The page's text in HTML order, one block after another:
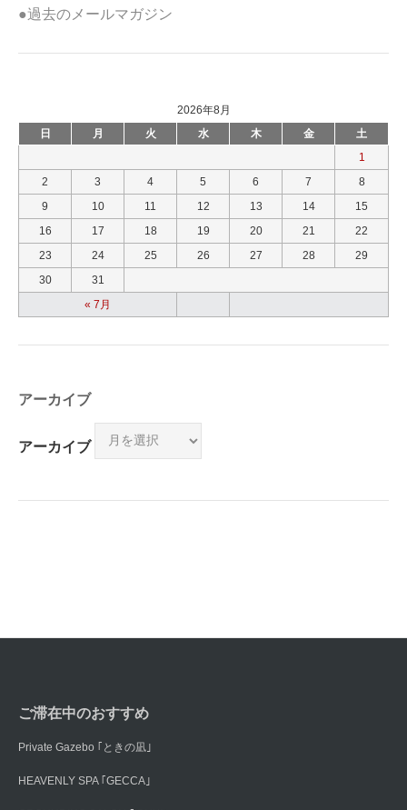
●過去のメールマガジン
2026年8月
日
月 火 水 木 金 土
« 7月
1
2
3 4 5 6 7
8
9
10 11 12 13 14
15
16
17 18 19 20 21
22
23
24 25 26 27 28
29
30
31
アーカイブ
アーカイブ
ご滞在中のおすすめ
Private Gazebo ｢ときの凪｣
HEAVENLY SPA ｢GECCA｣